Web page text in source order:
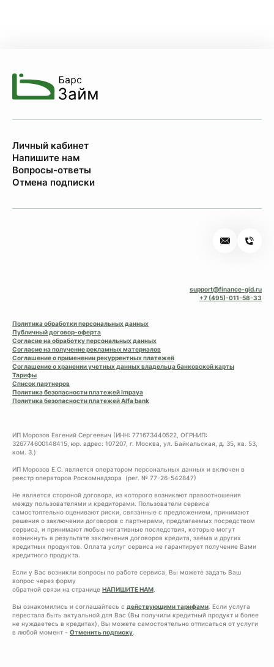
Личный кабинет
Напишите нам
Вопросы-ответы
Отмена подписки
support@finance-gid.ru
+7 (495)-011-58-33
Политика обработки персональных данных
Публичный договор-оферта
Согласие на обработку персональных данных
Согласие на получение рекламных материалов
Соглашение о применении рекуррентных платежей
Соглашение о хранении учетных данных владельца банковской карты
Тарифы
Список партнеров
Политика безопасности платежей Impaya
Политика безопасности платежей Alfa bank
ИП Морозов Евгений Сергеевич (ИНН: 771673440522, ОГРНИП:
326774600148415, юр. адрес: 107207, г. Москва, ул. Байкальская, д. 35, кв. 53,
ком. 3.)
ИП Морозов Е.С. является оператором персональных данных и включен в
реестр операторов Роскомнадзора (рег. № 77-26-542847)
Не является стороной договора, из которого возникают правоотношения
между пользователями и кредиторами. Пользователи сервиса
самостоятельно оценивают риски, связанные с предложением, принимают
решения о заключении договоров с партнерами, предлагаемых посредством
сервиса, и принимают любые негативные последствия, которые могут
возникнуть в результате заключения договоров кредита, заёма и других
кредитных продуктов. Оплата услуг сервиса не гарантирует получение Вами
кредитного продукта.
Если у Вас возникли вопросы по работе сервиса, Вы можете задать Ваш
вопрос через форму
обратной связи на странице НАПИШИТЕ НАМ.
Вы ознакомились и соглашайтесь с действующими тарифами. Если услуга
перестала быть актуальной для Вас (Вы получили кредитный продукт и более
не нуждаетесь в кредитах), Вы можете самостоятельно отписаться от услуги
в любой момент - Отменить подписку.